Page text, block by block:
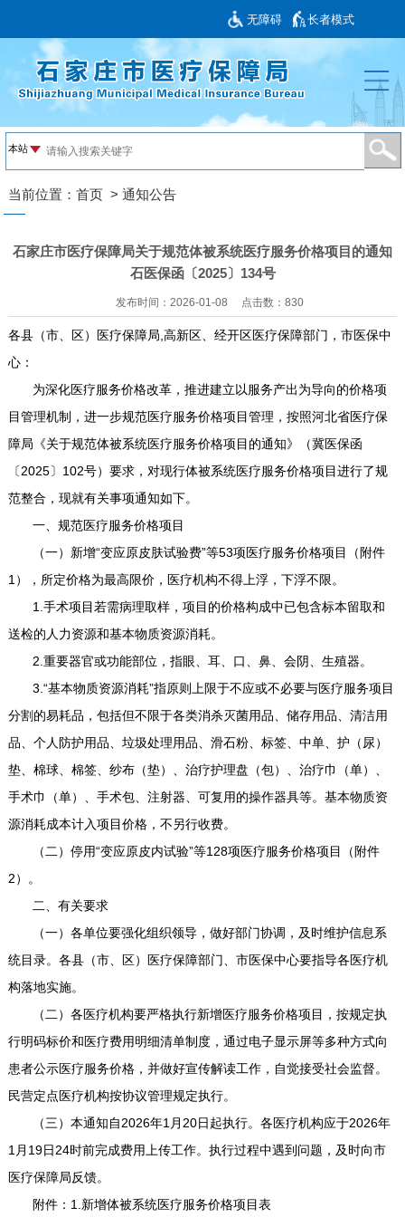
无障碍 长者模式
当前位置： 首页> 通知公告
石家庄市医疗保障局关于规范体被系统医疗服务价格项目的通知
石医保函〔2025〕134号
发布时间：2026-01-08 点击数： 830
各县（市、区）医疗保障局,高新区、经开区医疗保障部门，市医保中
心：
为深化医疗服务价格改革，推进建立以服务产出为导向的价格项
目管理机制，进一步规范医疗服务价格项目管理，按照河北省医疗保
障局《关于规范体被系统医疗服务价格项目的通知》（冀医保函
〔2025〕102号）要求，对现行体被系统医疗服务价格项目进行了规
范整合，现就有关事项通知如下。
一、规范医疗服务价格项目
（一）新增“变应原皮肤试验费”等53项医疗服务价格项目（附件
1），所定价格为最高限价，医疗机构不得上浮，下浮不限。
1.手术项目若需病理取样，项目的价格构成中已包含标本留取和
送检的人力资源和基本物质资源消耗。
2.重要器官或功能部位，指眼、耳、口、鼻、会阴、生殖器。
3.“基本物质资源消耗”指原则上限于不应或不必要与医疗服务项目
分割的易耗品，包括但不限于各类消杀灭菌用品、储存用品、清洁用
品、个人防护用品、垃圾处理用品、滑石粉、标签、中单、护（尿）
垫、棉球、棉签、纱布（垫）、治疗护理盘（包）、治疗巾（单）、
手术巾（单）、手术包、注射器、可复用的操作器具等。基本物质资
源消耗成本计入项目价格，不另行收费。
（二）停用“变应原皮内试验”等128项医疗服务价格项目（附件
2）。
二、有关要求
（一）各单位要强化组织领导，做好部门协调，及时维护信息系
统目录。各县（市、区）医疗保障部门、市医保中心要指导各医疗机
构落地实施。
（二）各医疗机构要严格执行新增医疗服务价格项目，按规定执
行明码标价和医疗费用明细清单制度，通过电子显示屏等多种方式向
患者公示医疗服务价格，并做好宣传解读工作，自觉接受社会监督。
民营定点医疗机构按协议管理规定执行。
（三）本通知自2026年1月20日起执行。各医疗机构应于2026年
1月19日24时前完成费用上传工作。执行过程中遇到问题，及时向市
医疗保障局反馈。
附件：1.新增体被系统医疗服务价格项目表